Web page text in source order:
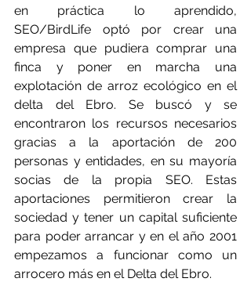
en práctica lo aprendido,
SEO/BirdLife optó por crear una
empresa que pudiera comprar una
finca y poner en marcha una
explotación de arroz ecológico en el
delta del Ebro. Se buscó y se
encontraron los recursos necesarios
gracias a la aportación de 200
personas y entidades, en su mayoría
socias de la propia SEO. Estas
aportaciones permitieron crear la
sociedad y tener un capital suficiente
para poder arrancar y en el año 2001
empezamos a funcionar como un
arrocero más en el Delta del Ebro.